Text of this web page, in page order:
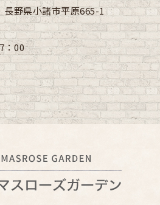
野県小諸市平原665-1
：00